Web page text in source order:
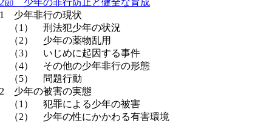
少年非行の現状
1） 刑法犯少年の状況
2） 少年の薬物乱用
3） いじめに起因する事件
4） その他の少年非行の形態
5） 問題行動
少年の被害の実態
1） 犯罪による少年の被害
2） 少年の性にかかわる有害環境